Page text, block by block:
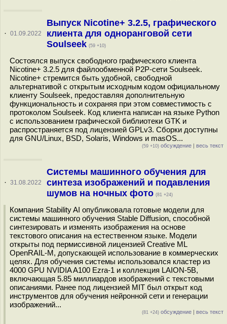
· 01.09.2022
Выпуск Nicotine+ 3.2.5, графического
клиента для одноранговой сети
Soulseek (59 +10)
Состоялся выпуск свободного графического клиента
Nicotine+ 3.2.5 для файлообменной P2P-сети Soulseek.
Nicotine+ стремится быть удобной, свободной
альтернативой с открытым исходным кодом официальному
клиенту Soulseek, предоставляя дополнительную
функциональность и сохраняя при этом совместимость с
протоколом Soulseek. Код клиента написан на языке Python
с использованием графической библиотеки GTK и
распространяется под лицензией GPLv3. Сборки доступны
для GNU/Linux, BSD, Solaris, Windows и masOS...
(59 +10) обсуждение | весь текст
· 31.08.2022
Системы машинного обучения для
синтеза изображений и подавления
шумов на ночных фото (81 +24)
Компания Stability AI опубликовала готовые модели для
системы машинного обучения Stable Diffusion, способной
синтезировать и изменять изображения на основе
текстового описания на естественном языке. Модели
открыты под пермиссивной лицензией Creative ML
OpenRAIL-M, допускающей использование в коммерческих
целях. Для обучения системы использовался кластер из
4000 GPU NVIDIA A100 Ezra-1 и коллекция LAION-5B,
включающая 5.85 миллиардов изображений с текстовыми
описаниями. Ранее под лицензией MIT был открыт код
инструментов для обучения нейронной сети и генерации
изображений...
(81 +24) обсуждение | весь текст